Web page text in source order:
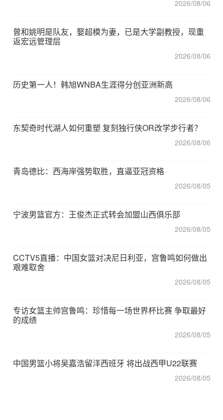
2026/08/06
曾和姚明是队友，娶超模为妻，已是大学副教授，现重
返宏远管理层
2026/08/06
历史第一人！韩旭WNBA生涯得分创亚洲新高
2026/08/06
东契奇时代湖人如何重塑 复刻独行侠OR改学步行者？
2026/08/06
青岛德比：西海岸强势取胜，直逼亚冠资格
2026/08/05
宁波男篮官方：王俊杰正式转会加盟山西俱乐部
2026/08/05
CCTV5直播：中国女篮对决尼日利亚，宫鲁鸣如何做出
艰难取舍
2026/08/05
专访女篮主帅宫鲁鸣：珍惜每一场世界杯比赛 争取最好
的成绩
2026/08/05
中国男篮小将吴嘉浩留洋西班牙 将出战西甲U22联赛
2026/08/05